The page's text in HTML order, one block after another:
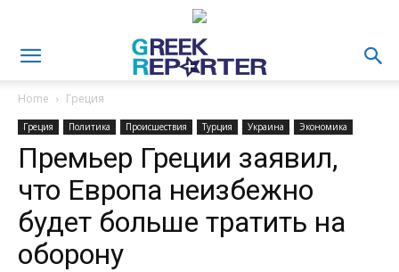
Home Греция
Греция Политика Происшествия Турция Украина Экономика
Премьер Греции заявил,
что Европа неизбежно
будет больше тратить на
оборону